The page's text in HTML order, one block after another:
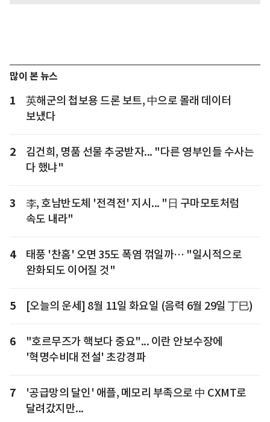
많이 본 뉴스
1
英해군의 첩보용 드론 보트, 中으로 몰래 데이터
보냈다
2
김건희, 명품 선물 추궁받자... "다른 영부인들 수사는
다 했냐"
3
李, 호남반도체 '전격전' 지시... "日 구마모토처럼
속도 내라"
4
태풍 '찬홈' 오면 35도 폭염 꺾일까… "일시적으로
완화되도 이어질 것"
5 [오늘의 운세] 8월 11일 화요일 (음력 6월 29일 丁巳)
6
"호르무즈가 핵보다 중요"... 이란 안보수장에
'혁명수비대 전설' 초강경파
7
'공급망의 달인' 애플, 메모리 부족으로 中 CXMT로
달려갔지만...